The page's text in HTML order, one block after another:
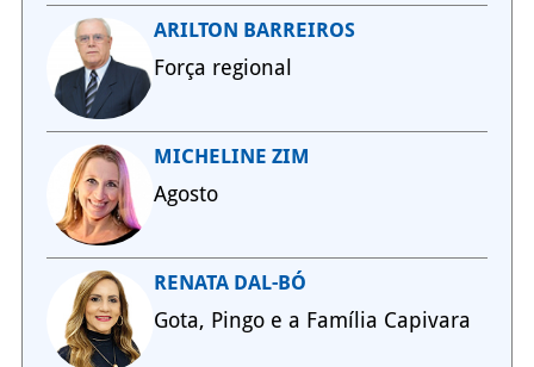
ARILTON BARREIROS
Força regional
MICHELINE ZIM
Agosto
RENATA DAL-BÓ
Gota, Pingo e a Família Capivara